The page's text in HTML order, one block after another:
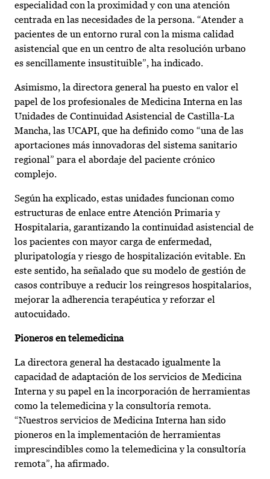
especialidad con la proximidad y con una atención
centrada en las necesidades de la persona. “Atender a
pacientes de un entorno rural con la misma calidad
asistencial que en un centro de alta resolución urbano
es sencillamente insustituible”, ha indicado.
Asimismo, la directora general ha puesto en valor el
papel de los profesionales de Medicina Interna en las
Unidades de Continuidad Asistencial de Castilla-La
Mancha, las UCAPI, que ha definido como “una de las
aportaciones más innovadoras del sistema sanitario
regional” para el abordaje del paciente crónico
complejo.
Según ha explicado, estas unidades funcionan como
estructuras de enlace entre Atención Primaria y
Hospitalaria, garantizando la continuidad asistencial de
los pacientes con mayor carga de enfermedad,
pluripatología y riesgo de hospitalización evitable. En
este sentido, ha señalado que su modelo de gestión de
casos contribuye a reducir los reingresos hospitalarios,
mejorar la adherencia terapéutica y reforzar el
autocuidado.
Pioneros en telemedicina
La directora general ha destacado igualmente la
capacidad de adaptación de los servicios de Medicina
Interna y su papel en la incorporación de herramientas
como la telemedicina y la consultoría remota.
“Nuestros servicios de Medicina Interna han sido
pioneros en la implementación de herramientas
imprescindibles como la telemedicina y la consultoría
remota”, ha afirmado.